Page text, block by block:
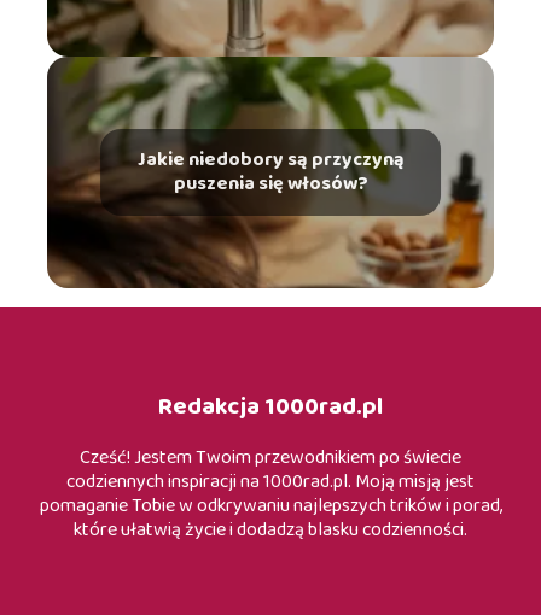
Jakie niedobory są przyczyną
puszenia się włosów?
Redakcja 1000rad.pl
Cześć! Jestem Twoim przewodnikiem po świecie
codziennych inspiracji na 1000rad.pl. Moją misją jest
pomaganie Tobie w odkrywaniu najlepszych trików i porad,
które ułatwią życie i dodadzą blasku codzienności.